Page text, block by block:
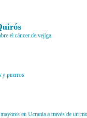
el cáncer de vejiga
y puerros
en Ucrania a través de un